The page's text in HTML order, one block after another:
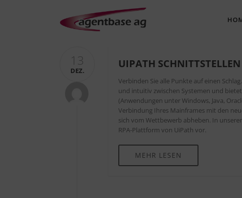
13
DEZ.
UIPATH
Verbinden Sie alle Punkte auf einen
und intuitiv zwischen Systemen und
(Anwendungen unter Windows, Java,
Verbindung Ihres Mainframes mit den
sich vom Wettbewerb abheben. In
RPA-Plattform von UiPath vor.
MEHR LESEN